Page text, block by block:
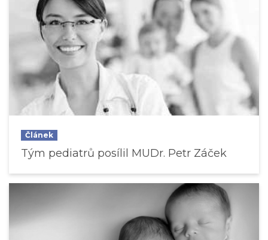
Článek
Tým pediatrů posílil MUDr. Petr Záček